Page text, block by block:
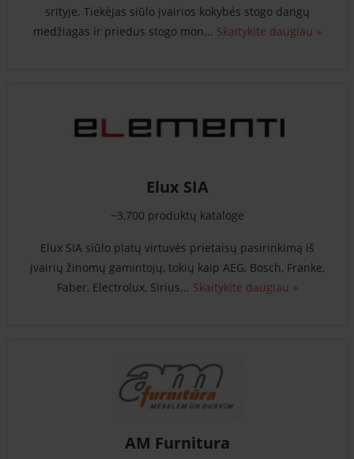
srityje. Tiekėjas siūlo įvairios kokybės stogo dangų
medžiagas ir priedus stogo mon... Skaitykite daugiau »
Elux SIA
~3,700 produktų kataloge
Elux SIA siūlo platų virtuvės prietaisų pasirinkimą iš
įvairių žinomų gamintojų, tokių kaip AEG, Bosch, Franke,
Faber, Electrolux, Sirius... Skaitykite daugiau »
AM Furnitura